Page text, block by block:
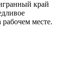
край
месте.